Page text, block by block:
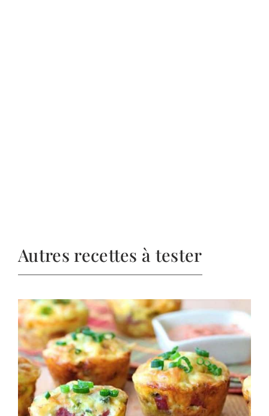
Autres recettes à tester